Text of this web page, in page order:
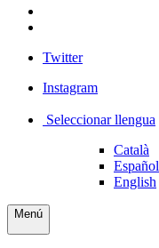
Twitter
Instagram
Seleccionar llengua
Català
Español
English
Menú